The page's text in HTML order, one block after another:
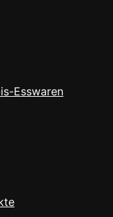
Esswaren